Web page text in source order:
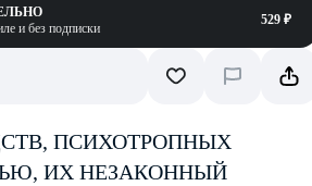
и без подписки
529 ₽
ПСИХОТРОПНЫХ
ИХ НЕЗАКОННЫЙ